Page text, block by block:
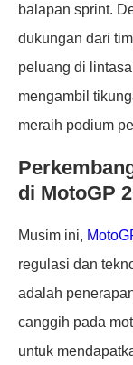
balapan sprint.
dukungan dari
peluang di
mengambil
meraih podium
di MotoGP
Musim ini,
regulasi dan
adalah
canggih pada
untuk